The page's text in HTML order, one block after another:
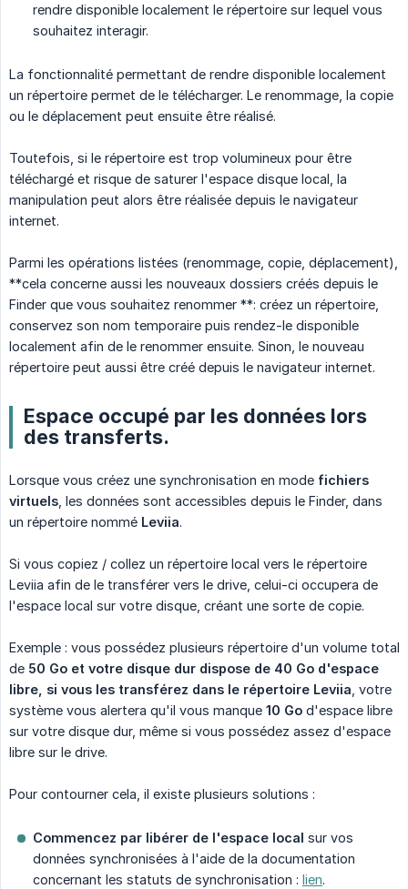
rendre disponible localement le répertoire sur lequel vous
souhaitez interagir.
La fonctionnalité permettant de rendre disponible localement
un répertoire permet de le télécharger. Le renommage, la copie
ou le déplacement peut ensuite être réalisé.
Toutefois, si le répertoire est trop volumineux pour être
téléchargé et risque de saturer l'espace disque local, la
manipulation peut alors être réalisée depuis le navigateur
internet.
Parmi les opérations listées (renommage, copie, déplacement),
**cela concerne aussi les nouveaux dossiers créés depuis le
Finder que vous souhaitez renommer **: créez un répertoire,
conservez son nom temporaire puis rendez-le disponible
localement afin de le renommer ensuite. Sinon, le nouveau
répertoire peut aussi être créé depuis le navigateur internet.
Espace occupé par les données lors
des transferts.
Lorsque vous créez une synchronisation en mode fichiers
virtuels , les données sont accessibles depuis le Finder, dans
un répertoire nommé Leviia.
Si vous copiez / collez un répertoire local vers le répertoire
Leviia afin de le transférer vers le drive, celui-ci occupera de
l'espace local sur votre disque, créant une sorte de copie.
Exemple : vous possédez plusieurs répertoire d'un volume total
de 50 Go et votre disque dur dispose de 40 Go d'espace
libre, si vous les transférez dans le répertoire Leviia , votre
système vous alertera qu'il vous manque 10 Go d'espace libre
sur votre disque dur, même si vous possédez assez d'espace
libre sur le drive.
Pour contourner cela, il existe plusieurs solutions :
Commencez par libérer de l'espace local sur vos
données synchronisées à l'aide de la documentation
concernant les statuts de synchronisation : lien.